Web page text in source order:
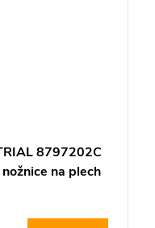
8797202C
na plech